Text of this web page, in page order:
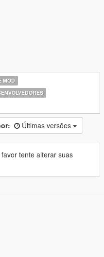
MOD
Últimas versões
tente alterar suas